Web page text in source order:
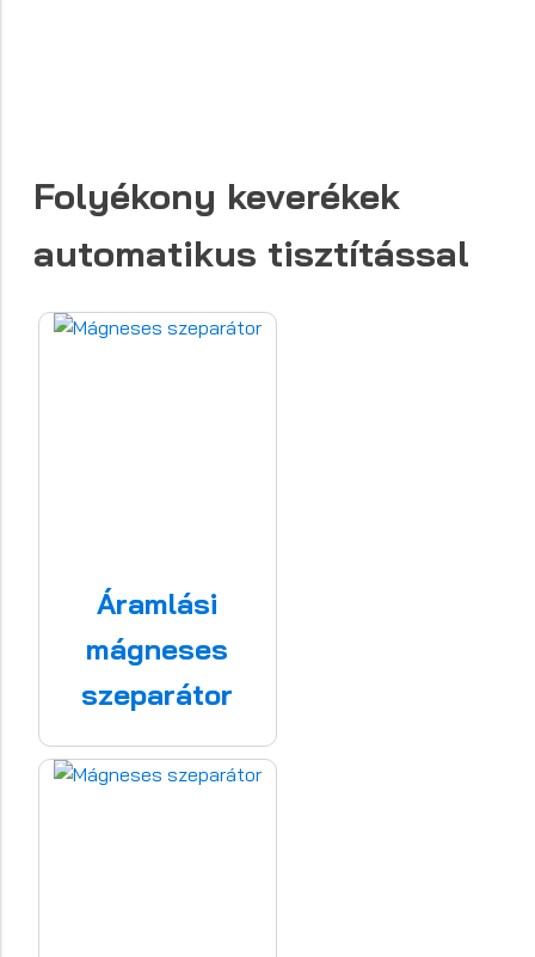
Folyékony keverékek
automatikus tisztítással
Áramlási
mágneses
szeparátor